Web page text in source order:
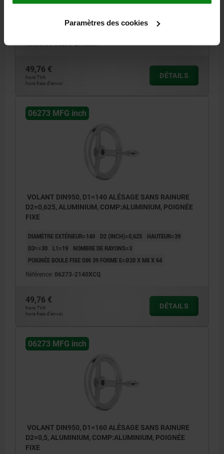
Paramètres des cookies
DIAMÈTRE EXTÉRIEUR=140 D2 (INCH)=0,5 HAUTEUR=39
NOMBRE DE RAYONS=3
POIGNÉE BOULE FIXE DIN 39 FORME E=Ø20 X M8 X 64
Référence:06273-2140XCP
49,76 €
hors TVA
hors frais d’envoi
DÉTAILS
06273 MFG inch
VOLANT DIN950, D1=140 ALÉSAGE SANS RAINURE
D2=0,625, ALUMINIUM, COMP:ALUMINIUM, POIGNÉE
FIXE
DIAMÈTRE EXTÉRIEUR=140 D2 (INCH)=0,625
HAUTEUR=39
D3≈=30
L1=19
NOMBRE DE RAYONS=3
POIGNÉE BOULE FIXE DIN 39 FORME E=Ø20 X M8 X 64
Référence: 06273-2140XCQ
49,76 €
hors TVA
hors frais d’envoi
DÉTAILS
06273 MFG inch
VOLANT DIN950, D1=160 ALÉSAGE SANS RAINURE
D2=0,5, ALUMINIUM, COMP:ALUMINIUM, POIGNÉE
FIXE